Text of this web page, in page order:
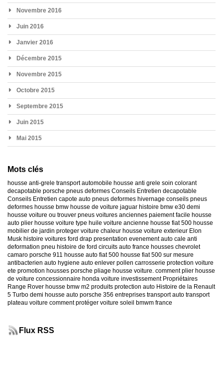
Novembre 2016
Juin 2016
Janvier 2016
Décembre 2015
Novembre 2015
Octobre 2015
Septembre 2015
Juin 2015
Mai 2015
Mots clés
housse anti-grele transport automobile housse anti grele soin colorant
decapotable porsche pneus deformes Conseils Entretien decapotable
Conseils Entretien capote auto pneus deformes hivernage conseils pneus
deformes housse bmw housse de voiture jaguar histoire bmw e30 demi
housse voiture ou trouver pneus voitures anciennes paiement facile housse
auto plier housse voiture type huile voiture ancienne housse fiat 500 housse
mobilier de jardin proteger voiture chaleur housse voiture exterieur Elon
Musk histoire voitures ford drap presentation evenement auto cale anti
deformation pneu histoire de ford circuits auto france housses chevrolet
camaro porsche 911 housse auto fiat 500 housse fiat 500 sur mesure
antibacterien auto hygiene auto enlever pollen carrosserie protection voiture
ete promotion housses porsche pliage housse voiture. comment plier housse
de voiture concessionnaire honda voiture investissement Propriétaires
Range Rover housse bmw m2 produits protection auto Histoire de la Renault
5 Turbo demi housse auto porsche 356 entreprises transport auto transport
plateau voiture comment protéger voiture soleil bmwm france
Flux RSS